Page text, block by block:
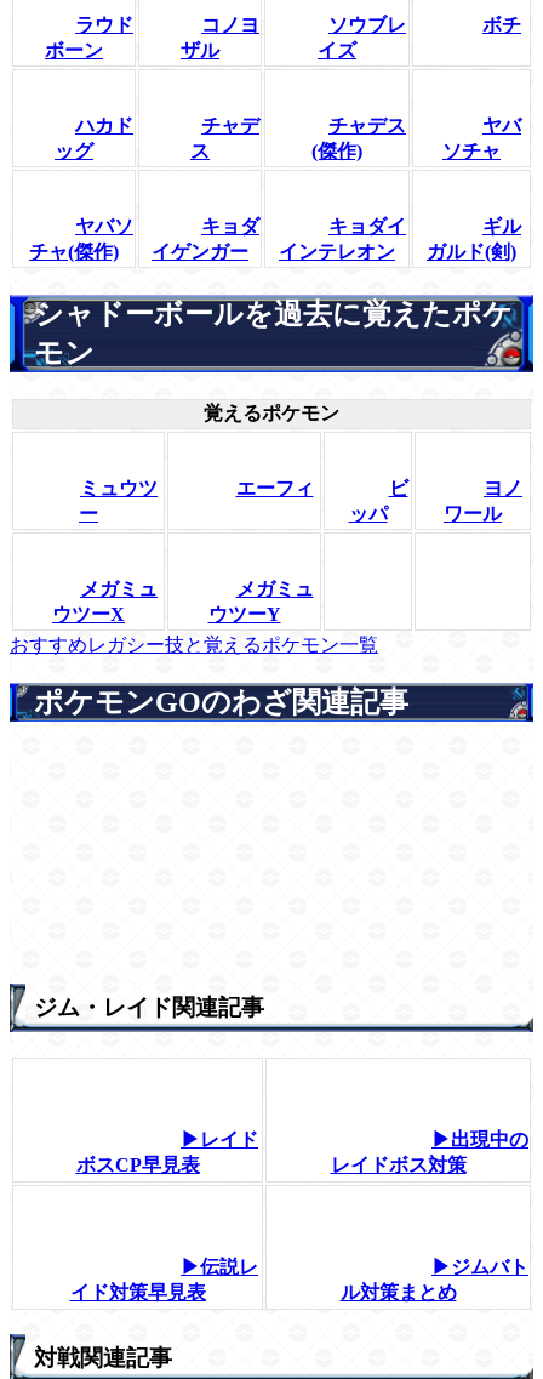
ラウド
ボーン
コノヨ
ザル
ソウブレ
イズ
ボチ
ハカド
ッグ
チャデ
ス
チャデス
(傑作)
ヤバ
ソチャ
ヤバソ
チャ(傑作)
キョダ
イゲンガー
キョダイ
インテレオン
ギル
ガルド(剣)
シャドーボールを過去に覚えたポケ
モン
覚えるポケモン
ミュウツ
ー
エーフィ
ビ
ッパ
ヨノ
ワール
メガミュ
ウツーX
メガミュ
ウツーY
おすすめレガシー技と覚えるポケモン一覧
ポケモンGOのわざ関連記事
ジム・レイド関連記事
▶レイド
ボスCP早見表
▶出現中の
レイドボス対策
▶伝説レ
イド対策早見表
▶ジムバト
ル対策まとめ
対戦関連記事